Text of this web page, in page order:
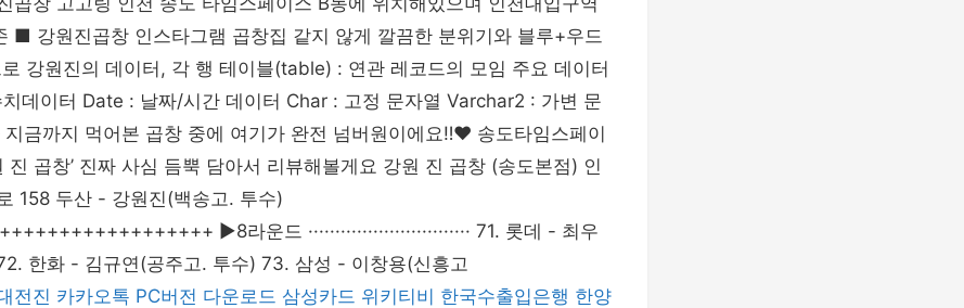
■ 강원진곱창 인스타그램 곱창집 같지 않게 깔끔한 분위기와 블루+우드
강원진의 데이터, 각 행 테이블(table) : 연관 레코드의 모임 주요 데이터
데이터 Date : 날짜/시간 데이터 Char : 고정 문자열 Varchar2 : 가변 문
금까지 먹어본 곱창 중에 여기가 완전 넘버원이에요‼️❤️ 송도타임스페이
진 곱창’ 진짜 사심 듬뿍 담아서 리뷰해볼게요 강원 진 곱창 (송도본점) 인
158 두산 - 강원진(백송고. 투수)
▶8라운드 ······························ 71. 롯데 - 최우
한화 - 김규연(공주고. 투수) 73. 삼성 - 이창용(신흥고
전진 카카오톡 PC버전 다운로드 삼성카드 위키티비 한국수출입은행 한양